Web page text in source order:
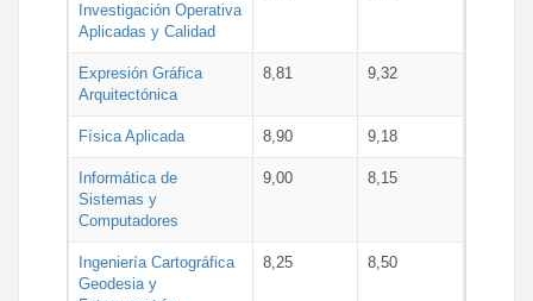
Investigación Operativa
Aplicadas y Calidad
Expresión Gráfica
Arquitectónica
8,81 9,32
Física Aplicada 8,90 9,18
Informática de
Sistemas y
Computadores
9,00 8,15
Ingeniería Cartográfica
Geodesia y
8,25 8,50